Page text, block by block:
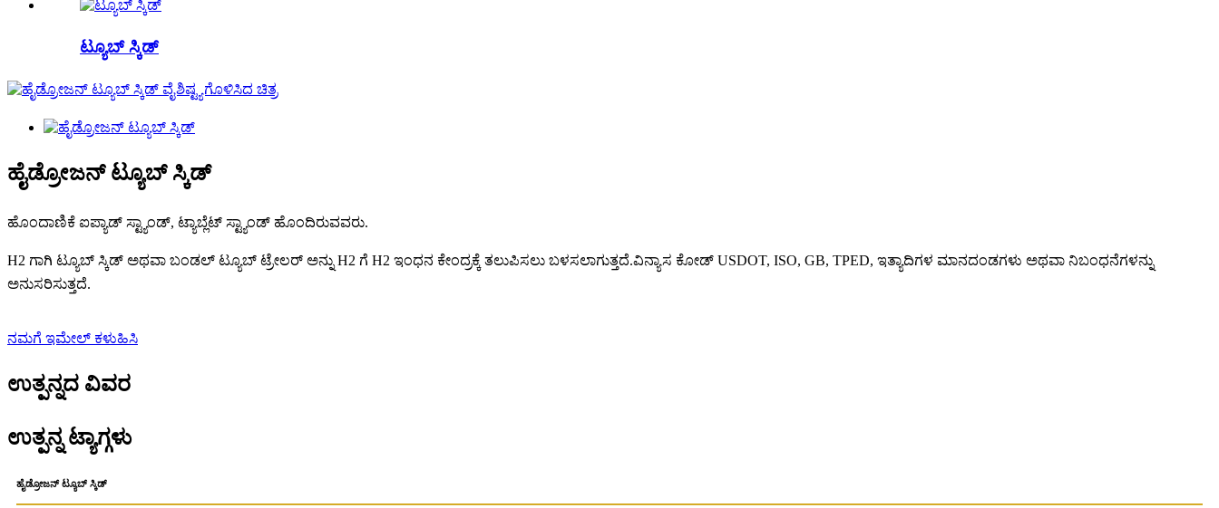
ಟ್ಯೂಬ್ ಸ್ಕಿಡ್
ಹೈಡ್ರೋಜನ್ ಟ್ಯೂಬ್ ಸ್ಕಿಡ್
ಹೊಂದಾಣಿಕೆ ಐಪ್ಯಾಡ್ ಸ್ಟ್ಯಾಂಡ್, ಟ್ಯಾಬ್ಲೆಟ್ ಸ್ಟ್ಯಾಂಡ್ ಹೊಂದಿರುವವರು.
H2 ಗಾಗಿ ಟ್ಯೂಬ್ ಸ್ಕಿಡ್ ಅಥವಾ ಬಂಡಲ್ ಟ್ಯೂಬ್ ಟ್ರೇಲರ್ ಅನ್ನು H2 ಗೆ H2 ಇಂಧನ ಕೇಂದ್ರಕ್ಕೆ ತಲುಪಿಸಲು ಬಳಸಲಾಗುತ್ತದೆ.ವಿನ್ಯಾಸ ಕೋಡ್ USDOT, ISO, GB, TPED, ಇತ್ಯಾದಿಗಳ ಮಾನದಂಡಗಳು ಅಥವಾ ನಿಬಂಧನೆಗಳನ್ನು
ಅನುಸರಿಸುತ್ತದೆ.
ನಮಗೆ ಇಮೇಲ್ ಕಳುಹಿಸಿ
ಉತ್ಪನ್ನದ ವಿವರ
ಉತ್ಪನ್ನ ಟ್ಯಾಗ್ಗಳು
ಹೈಡ್ರೋಜನ್ ಟ್ಯೂಬ್ ಸ್ಕಿಡ್